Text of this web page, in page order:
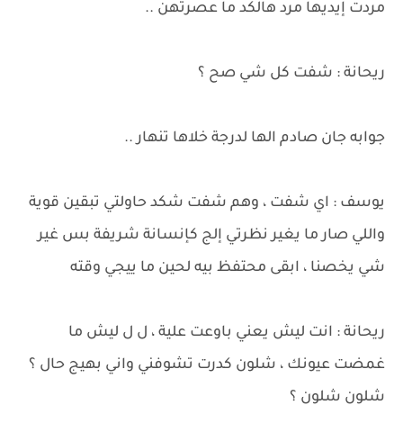
مردت إيديها مرد هالكد ما عصرتهن ..
ريحانة : شفت كل شي صح ؟
جوابه جان صادم الها لدرجة خلاها تنهار ..
يوسف : اي شفت ، وهم شفت شكد حاولتي تبقين قوية
واللي صار ما يغير نظرتي إلج كإنسانة شريفة بس غير
شي يخصنا ، ابقى محتفظ بيه لحين ما ييجي وقته
ريحانة : انت ليش يعني باوعت علية ، ل ل ليش ما
غمضت عيونك ، شلون كدرت تشوفني واني بهيج حال ؟
شلون شلون ؟